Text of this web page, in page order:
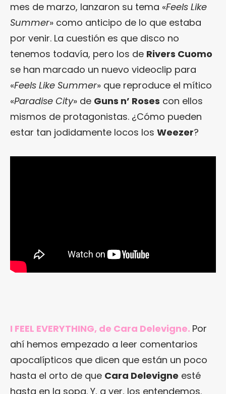
mes de marzo, lanzaron su tema «Feels Like
Summer» como anticipo de lo que estaba
por venir. La cuestión es que disco no
tenemos todavía, pero los de Rivers Cuomo
se han marcado un nuevo videoclip para
«Feels Like Summer» que reproduce el mítico
«Paradise City» de Guns n’ Roses con ellos
mismos de protagonistas. ¿Cómo pueden
estar tan jodidamente locos los Weezer?
I FEEL EVERYTHING, de Cara Delevigne. Por
ahí hemos empezado a leer comentarios
apocalípticos que dicen que están un poco
hasta el orto de que Cara Delevigne esté
hasta en la sopa. Y, a ver, los entendemos.